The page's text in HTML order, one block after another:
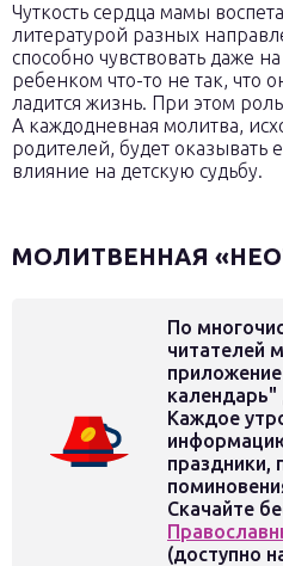
Чуткость сердца мамы
литературой разных
способно чувствовать даже
ребенком что-то не так, что
ладится жизнь. При этом
А каждодневная молитва,
родителей, будет оказывать
влияние на детскую судьбу.
МОЛИТВЕННАЯ
По
читателей
Каждое
праздники,
Скачайте
(доступно